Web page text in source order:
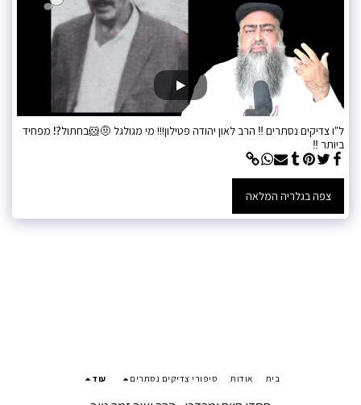
ל"ו צדיקים נסתרים ‼️ הרב לאון יהודה פטילון!!! מי מגולגל 🤨🐹בחתול⁉️ מפחיד
ביותר ‼️
צפה בגלריה המלאה
בית אודות סיפורי צדיקים נסתרים עוד